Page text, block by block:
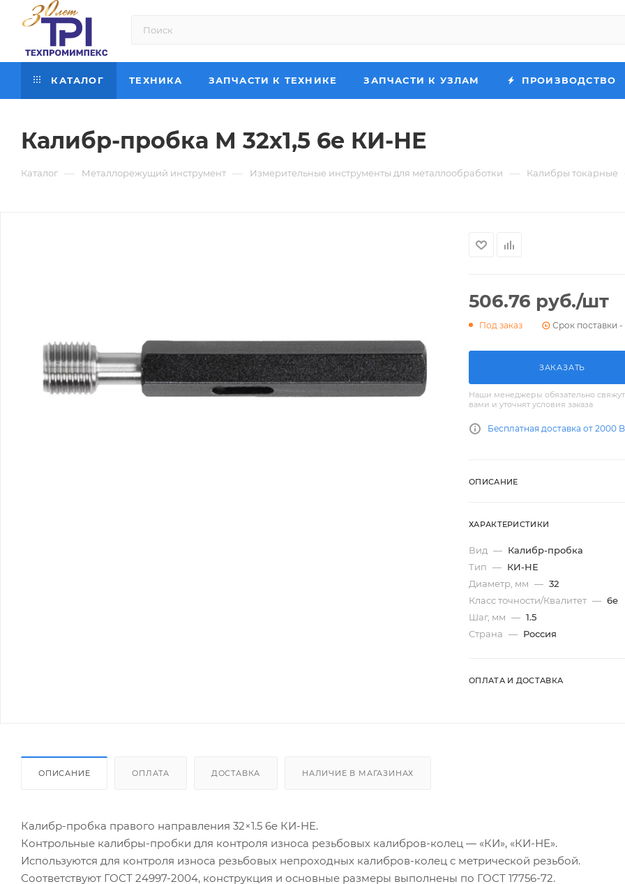
КАТАЛОГ ТЕХНИКА ЗАПЧАСТИ К ТЕХНИКЕ ЗАПЧАСТИ К УЗЛАМ ПРОИЗВОДСТВО
Калибр-пробка М 32х1,5 6e КИ-НЕ
Каталог — Металлорежущий инструмент — Измерительные инструменты для металлообработки — Калибры токарные
506.76 руб./шт
Под заказ Срок поставки -
ЗАКАЗАТЬ
Наши менеджеры обязательно
вами и уточнят условия заказа
Бесплатная доставка от 2000
ОПИСАНИЕ
ХАРАКТЕРИСТИКИ
Вид — Калибр-пробка
Тип — КИ-НЕ
Диаметр, мм — 32
Класс точности/Квалитет — 6e
Шаг, мм — 1.5
Страна — Россия
ОПЛАТА И ДОСТАВКА
ОПИСАНИЕ ОПЛАТА ДОСТАВКА НАЛИЧИЕ В МАГАЗИНАХ
Калибр-пробка правого направления 32×1.5 6e КИ-НЕ.
Контрольные калибры-пробки для контроля износа резьбовых калибров-колец — «КИ», «КИ-НЕ».
Используются для контроля износа резьбовых непроходных калибров-колец с метрической резьбой.
Соответствуют ГОСТ 24997-2004, конструкция и основные размеры выполнены по ГОСТ 17756-72.